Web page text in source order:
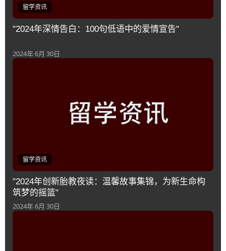
留学资讯
"2024年深情告白：100句低语中的爱情宣告"
2024年 6月 30日
留学资讯
"2024年创新胎教夜读：温馨故事集锦，为新生命构
筑梦的摇篮"
2024年 6月 30日